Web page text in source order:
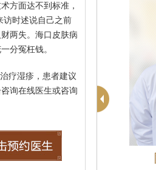
方面达不到标准，
访时述说自己之前
两失。海口皮肤病
分冤枉钱。
疗湿疹，患者建议
询在线医生或咨询